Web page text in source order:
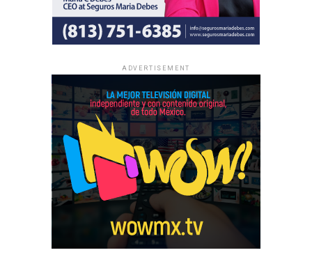
completo de las Asambleas Regionales e Internacionales
está disponible en JW.ORG.
ADVERTISEMENT